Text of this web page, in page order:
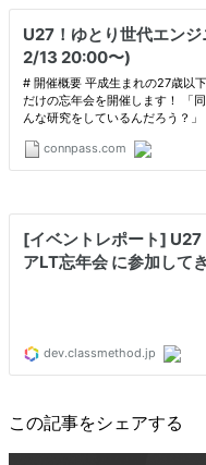
この記事をシェアする